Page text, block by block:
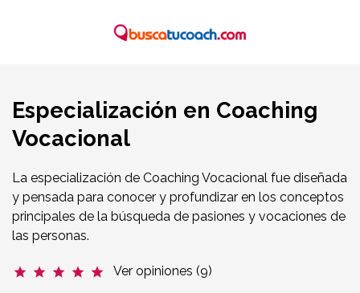
Especialización en Coaching
Vocacional
La especialización de Coaching Vocacional fue diseñada
y pensada para conocer y profundizar en los conceptos
principales de la búsqueda de pasiones y vocaciones de
las personas.
star star star star star Ver opiniones (9)